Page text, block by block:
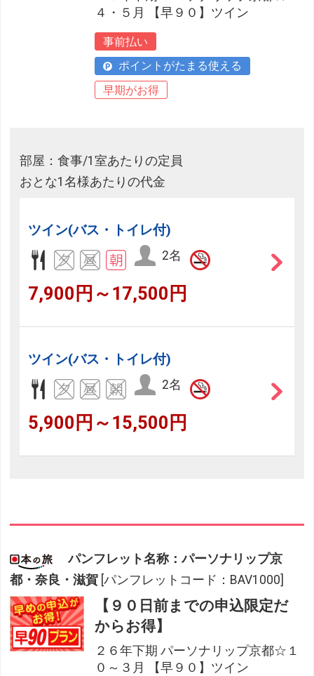
４・５月 【早９０】ツイン
事前払い
ポイントがたまる使える
早期がお得
部屋：食事/1室あたりの定員
おとな1名様あたりの代金
ツイン(バス・トイレ付)
2名
7,900円～17,500円
ツイン(バス・トイレ付)
2名
5,900円～15,500円
パンフレット名称：パーソナリップ京
都・奈良・滋賀 [パンフレットコード：BAV1000]
【９０日前までの申込限定だ
からお得】
２６年下期 パーソナリップ京都☆１
０～３月 【早９０】ツイン